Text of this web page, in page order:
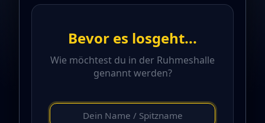
Bevor es losgeht...
Wie möchtest du in der Ruhmeshalle
genannt werden?